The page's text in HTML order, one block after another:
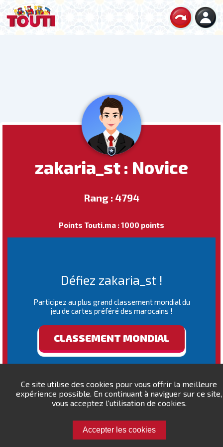
Ce site utilise des cookies pour vous offrir la meilleure
expérience possible. En continuant à naviguer sur ce site,
vous acceptez l'utilisation de cookies.
Accepter les cookies
zakaria_st : Novice
Rang : 4794
Points Touti.ma : 1000 points
Défiez zakaria_st !
Participez au plus grand classement mondial du
jeu de cartes préféré des marocains !
CLASSEMENT MONDIAL